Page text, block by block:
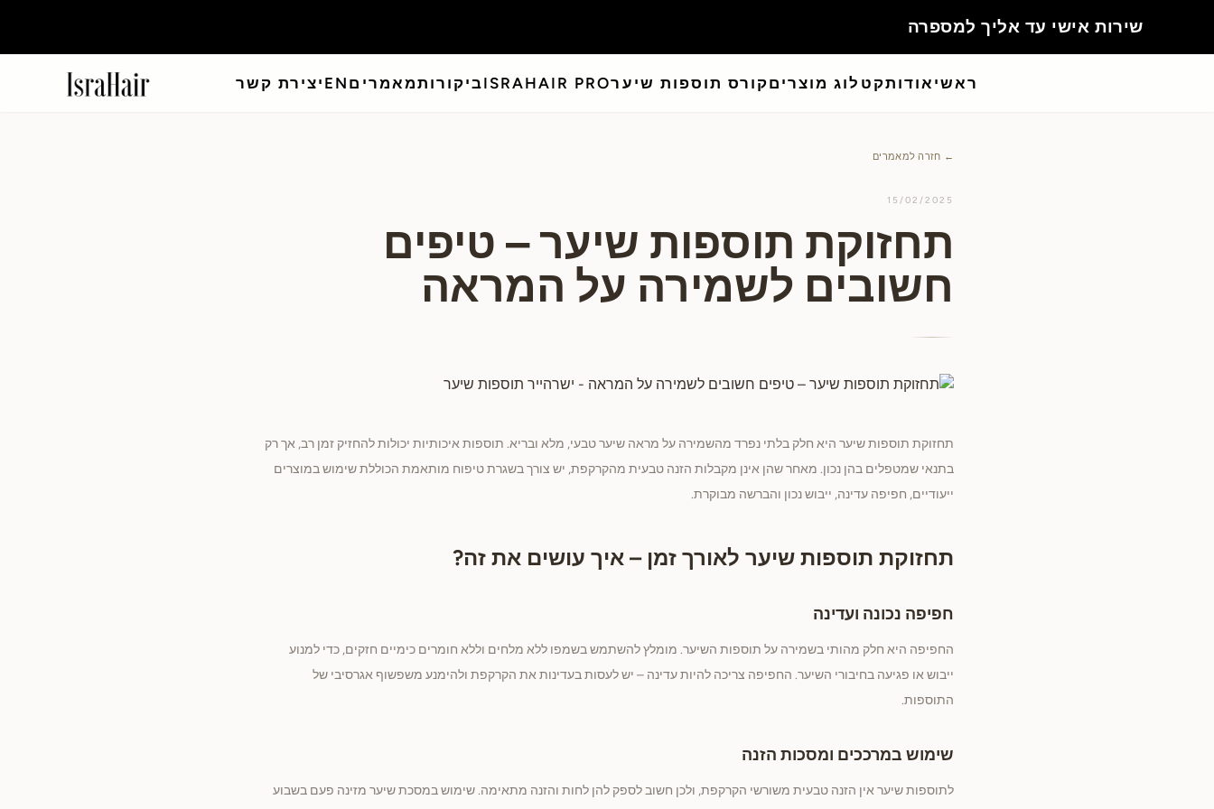
ראשי אודותקטלוג מוצריםקורס תוספות שיערISRAHAIR PROביקורותמאמרים EN יצירת קשר
← חזרה למאמרים
15/02/2025
תחזוקת תוספות שיער – טיפים
חשובים לשמירה על המראה
תחזוקת תוספות שיער היא חלק בלתי נפרד מהשמירה על מראה שיער טבעי, מלא ובריא. תוספות איכותיות יכולות להחזיק זמן רב, אך רק
בתנאי שמטפלים בהן נכון. מאחר שהן אינן מקבלות הזנה טבעית מהקרקפת, יש צורך בשגרת טיפוח מותאמת הכוללת שימוש במוצרים
ייעודיים, חפיפה עדינה, ייבוש נכון והברשה מבוקרת.
תחזוקת תוספות שיער לאורך זמן – איך עושים את זה?
חפיפה נכונה ועדינה
החפיפה היא חלק מהותי בשמירה על תוספות השיער. מומלץ להשתמש בשמפו ללא מלחים וללא חומרים כימיים חזקים, כדי למנוע
ייבוש או פגיעה בחיבורי השיער. החפיפה צריכה להיות עדינה – יש לעסות בעדינות את הקרקפת ולהימנע משפשוף אגרסיבי של
התוספות.
שימוש במרככים ומסכות הזנה
לתוספות שיער אין הזנה טבעית משורשי הקרקפת, ולכן חשוב לספק להן לחות והזנה מתאימה. שימוש במסכת שיער מזינה פעם בשבוע